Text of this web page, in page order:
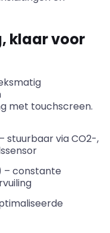
klaar voor
met touchscreen.
stuurbaar via CO2-,
– constante